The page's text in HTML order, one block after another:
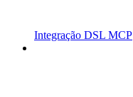
Integração DSL MCP